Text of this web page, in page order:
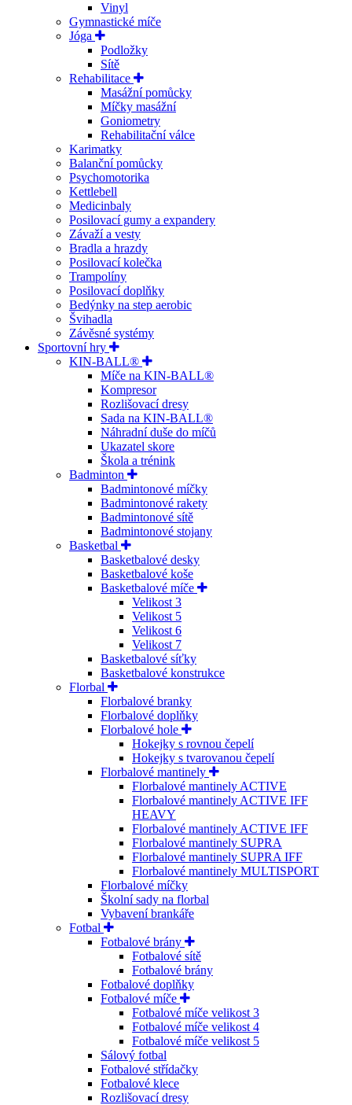
Vinyl
Gymnastické míče
Jóga
Podložky
Sítě
Rehabilitace
Masážní pomůcky
Míčky masážní
Goniometry
Rehabilitační válce
Karimatky
Balanční pomůcky
Psychomotorika
Kettlebell
Medicinbaly
Posilovací gumy a expandery
Závaží a vesty
Bradla a hrazdy
Posilovací kolečka
Trampolíny
Posilovací doplňky
Bedýnky na step aerobic
Švihadla
Závěsné systémy
Sportovní hry
KIN-BALL®
Míče na KIN-BALL®
Kompresor
Rozlišovací dresy
Sada na KIN-BALL®
Náhradní duše do míčů
Ukazatel skore
Škola a trénink
Badminton
Badmintonové míčky
Badmintonové rakety
Badmintonové sítě
Badmintonové stojany
Basketbal
Basketbalové desky
Basketbalové koše
Basketbalové míče
Velikost 3
Velikost 5
Velikost 6
Velikost 7
Basketbalové síťky
Basketbalové konstrukce
Florbal
Florbalové branky
Florbalové doplňky
Florbalové hole
Hokejky s rovnou čepelí
Hokejky s tvarovanou čepelí
Florbalové mantinely
Florbalové mantinely ACTIVE
Florbalové mantinely ACTIVE IFF
HEAVY
Florbalové mantinely ACTIVE IFF
Florbalové mantinely SUPRA
Florbalové mantinely SUPRA IFF
Florbalové mantinely MULTISPORT
Florbalové míčky
Školní sady na florbal
Vybavení brankáře
Fotbal
Fotbalové brány
Fotbalové sítě
Fotbalové brány
Fotbalové doplňky
Fotbalové míče
Fotbalové míče velikost 3
Fotbalové míče velikost 4
Fotbalové míče velikost 5
Sálový fotbal
Fotbalové střídačky
Fotbalové klece
Rozlišovací dresy